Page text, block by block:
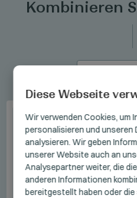
Kombinieren
Diese Webseite
Wir verwenden Cookies, um
personalisieren und unseren
analysieren. Wir geben
unserer Website auch an
Analysepartner weiter, die
anderen Informationen
bereitgestellt haben oder die